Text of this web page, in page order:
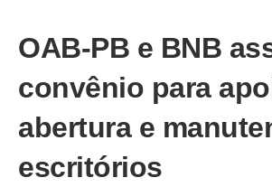
OAB-PB e BNB
convênio para
abertura e
escritórios